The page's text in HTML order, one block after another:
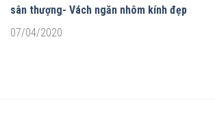
sân thượng- Vách ngăn nhôm kính đẹp
07/04/2020